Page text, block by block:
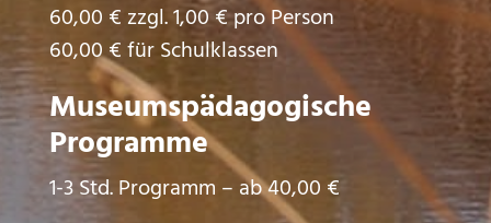
60,00 € zzgl. 1,00 € pro Person
60,00 € für Schulklassen
Museumspädagogische
Programme
1-3 Std. Programm – ab 40,00 €